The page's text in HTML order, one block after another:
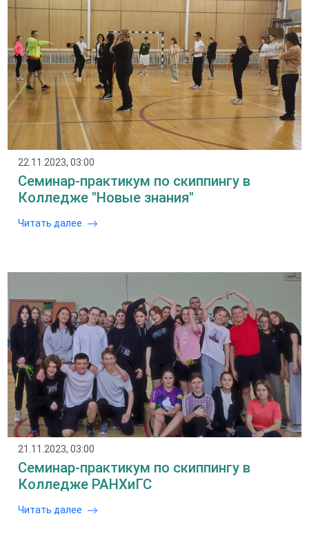
22.11.2023, 03:00
Семинар-практикум по скиппингу в
Колледже "Новые знания"
Читать далее
21.11.2023, 03:00
Семинар-практикум по скиппингу в
Колледже РАНХиГС
Читать далее